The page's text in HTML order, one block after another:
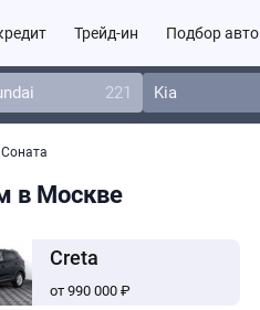
Трейд-ин Подбор авто
221 Kia
Соната
в Москве
Creta
от 990 000 ₽